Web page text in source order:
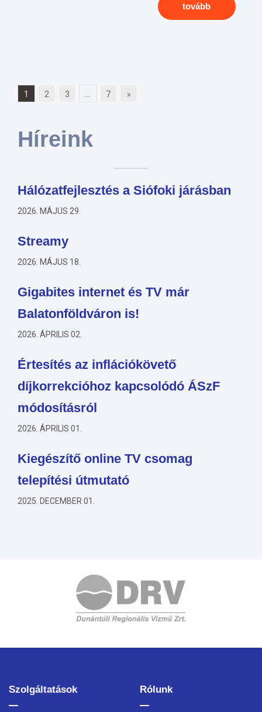
tovább
1 2 3 7 »
Híreink
Hálózatfejlesztés a Siófoki járásban
2026. MÁJUS 29.
Streamy
2026. MÁJUS 18.
Gigabites internet és TV már
Balatonföldváron is!
2026. ÁPRILIS 02.
Értesítés az inflációkövető
díjkorrekcióhoz kapcsolódó ÁSzF
módosításról
2026. ÁPRILIS 01.
Kiegészítő online TV csomag
telepítési útmutató
2025. DECEMBER 01.
Szolgáltatások Rólunk